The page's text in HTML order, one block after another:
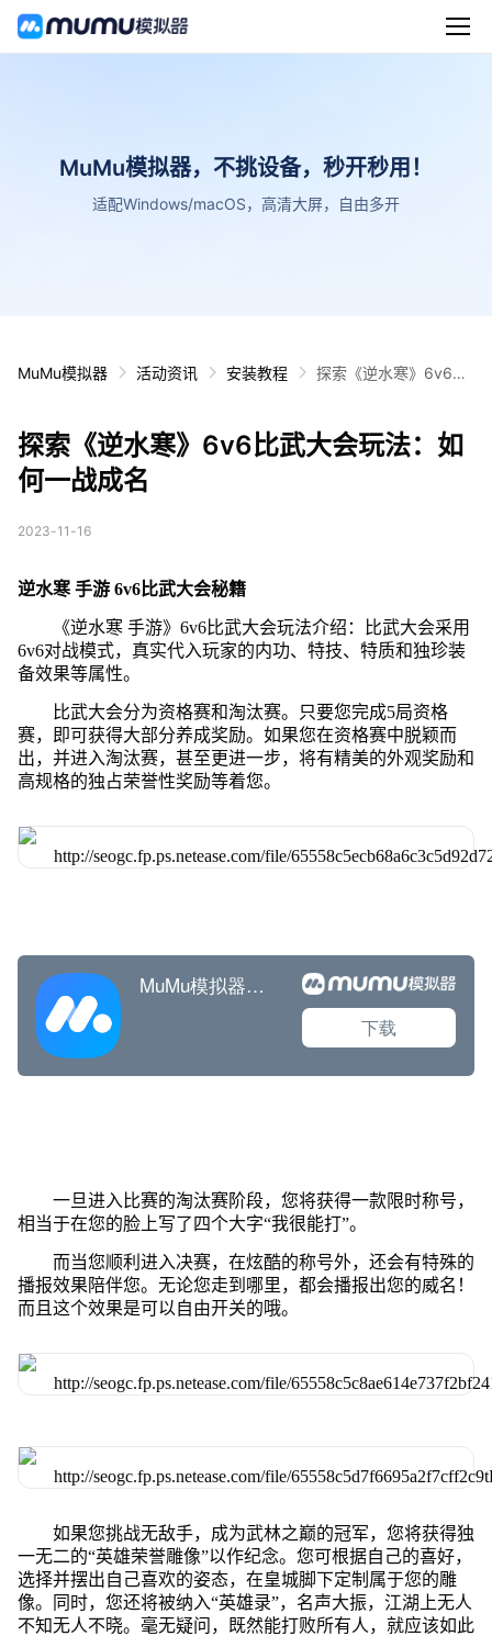
MuMu模拟器，不挑设备，秒开秒用！
适配Windows/macOS，高清大屏，自由多开
MuMu模拟器 活动资讯 安装教程
探索《逆水寒》6v6比
探索《逆水寒》6v6比武大会玩法：如
何一战成名
2023-11-16
逆水寒 手游 6v6比武大会秘籍
《逆水寒 手游》6v6比武大会玩法介绍：比武大会采用
6v6对战模式，真实代入玩家的内功、特技、特质和独珍装
备效果等属性。
比武大会分为资格赛和淘汰赛。只要您完成5局资格
赛，即可获得大部分养成奖励。如果您在资格赛中脱颖而
出，并进入淘汰赛，甚至更进一步，将有精美的外观奖励和
高规格的独占荣誉性奖励等着您。
一旦进入比赛的淘汰赛阶段，您将获得一款限时称号，
相当于在您的脸上写了四个大字“我很能打”。
而当您顺利进入决赛，在炫酷的称号外，还会有特殊的
播报效果陪伴您。无论您走到哪里，都会播报出您的威名！
而且这个效果是可以自由开关的哦。
如果您挑战无敌手，成为武林之巅的冠军，您将获得独
一无二的“英雄荣誉雕像”以作纪念。您可根据自己的喜好，
选择并摆出自己喜欢的姿态，在皇城脚下定制属于您的雕
像。同时，您还将被纳入“英雄录”，名声大振，江湖上无人
不知无人不晓。毫无疑问，既然能打败所有人，就应该如此